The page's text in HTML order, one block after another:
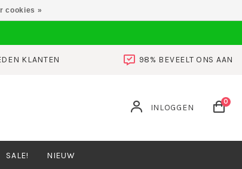
KLANTEN 98% BEVEELT ONS AAN
INLOGGEN
0
SALE! NIEUW
cookies »